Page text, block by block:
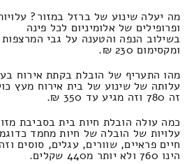
מה יעלה שינוע של ברזל במזור?
ופרופילים של אלומיניום לכל פינה
ומקסימום 230 ₪.
מהו התעריף של הובלת בקתת אירוח
עלותה של שינוע של בית אירוח מעץ
זה 780 וזה מגיע עד 350 ₪.
כמה עולה הובלת חיות בית בסביבת
עלויות של הובלה של חיות מחמד
חיים פראיים, שוורים, עגלים, סוסים
הינו 760 ולא יותר מ440 שקלים.